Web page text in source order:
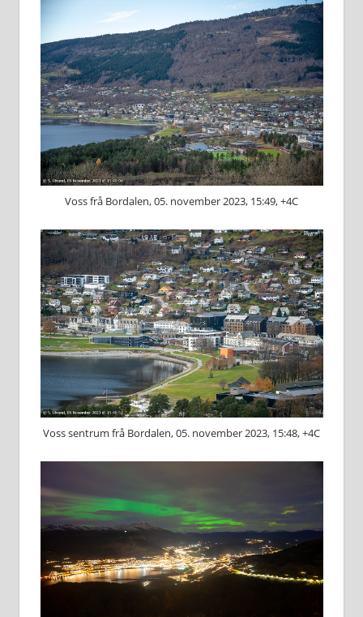
Voss frå Bordalen, 05. november 2023, 15:49, +4C
Voss sentrum frå Bordalen, 05. november 2023, 15:48, +4C